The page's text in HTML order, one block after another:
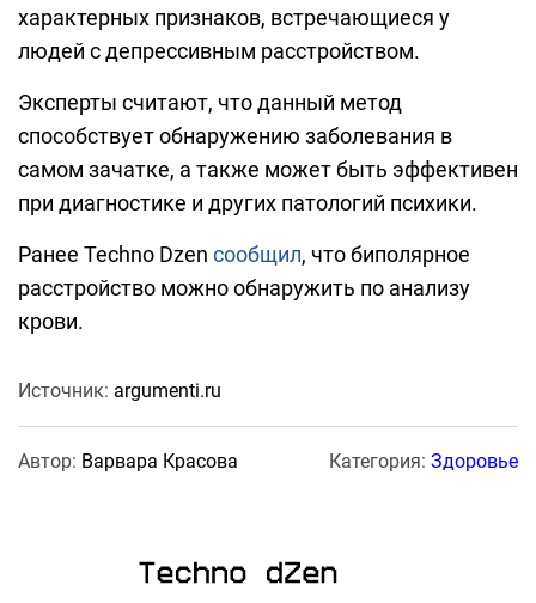
характерных признаков, встречающиеся у
людей с депрессивным расстройством.
Эксперты считают, что данный метод
способствует обнаружению заболевания в
самом зачатке, а также может быть эффективен
при диагностике и других патологий психики.
Ранее Techno Dzen сообщил, что биполярное
расстройство можно обнаружить по анализу
крови.
Источник: argumenti.ru
Автор: Варвара Красова Категория: Здоровье